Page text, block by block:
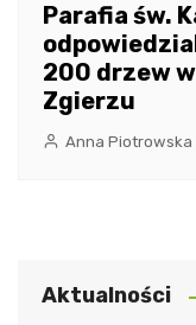
Parafia św.
200 drzew
Zgierzu
Anna Piotrowska
Aktualności